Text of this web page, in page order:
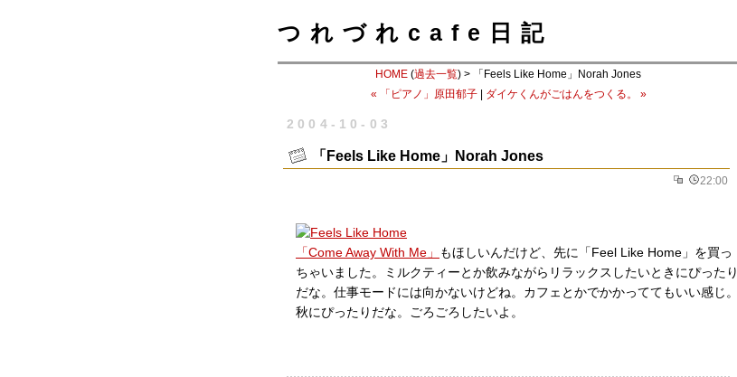
つれづれcafe日記
HOME (過去一覧) > 「Feels Like Home」Norah Jones
« 「ピアノ」原田郁子| ダイケくんがごはんをつくる。 »
2004-10-03
「Feels Like Home」Norah Jones
22:00
「Come Away With Me」
もほしいんだけど、先に「Feel Like Home」を買っ
ちゃいました。ミルクティーとか飲みながらリラックスしたいときにぴったり
だな。仕事モードには向かないけどね。カフェとかでかかっててもいい感じ。
秋にぴったりだな。ごろごろしたいよ。